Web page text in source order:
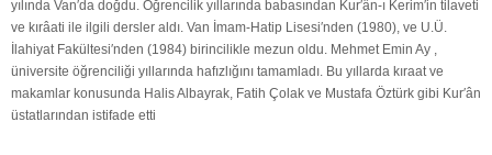
yılında Van′da doğdu. Öğrencilik yıllarında babasından Kur′ân-ı Kerim′in tilaveti
ve kırâati ile ilgili dersler aldı. Van İmam-Hatip Lisesi′nden (1980), ve U.Ü.
İlahiyat Fakültesi′nden (1984) birincilikle mezun oldu. Mehmet Emin Ay ,
üniversite öğrenciliği yıllarında hafızlığını tamamladı. Bu yıllarda kıraat ve
makamlar konusunda Halis Albayrak, Fatih Çolak ve Mustafa Öztürk gibi Kur′ân
üstatlarından istifade etti